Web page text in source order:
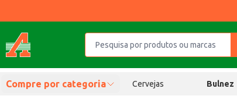
Compre por categoria Cervejas Bulnez